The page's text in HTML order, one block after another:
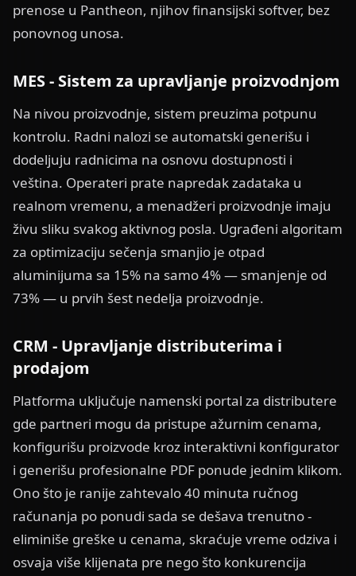
prenose u Pantheon, njihov finansijski softver, bez
ponovnog unosa.
MES - Sistem za upravljanje proizvodnjom
Na nivou proizvodnje, sistem preuzima potpunu
kontrolu. Radni nalozi se automatski generišu i
dodeljuju radnicima na osnovu dostupnosti i
veština. Operateri prate napredak zadataka u
realnom vremenu, a menadžeri proizvodnje imaju
živu sliku svakog aktivnog posla. Ugrađeni algoritam
za optimizaciju sečenja smanjio je otpad
aluminijuma sa 15% na samo 4% — smanjenje od
73% — u prvih šest nedelja proizvodnje.
CRM - Upravljanje distributerima i
prodajom
Platforma uključuje namenski portal za distributere
gde partneri mogu da pristupe ažurnim cenama,
konfigurišu proizvode kroz interaktivni konfigurator
i generišu profesionalne PDF ponude jednim klikom.
Ono što je ranije zahtevalo 40 minuta ručnog
računanja po ponudi sada se dešava trenutno -
eliminiše greške u cenama, skraćuje vreme odziva i
osvaja više klijenata pre nego što konkurencija